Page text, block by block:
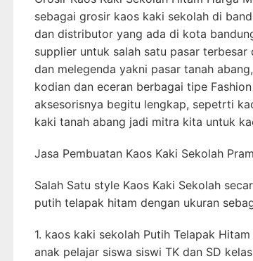
sebagai grosir kaos kaki sekolah di
dan distributor yang ada di kota
supplier untuk salah satu pasar
dan melegenda yakni pasar tanah
kodian dan eceran berbagai tipe
aksesorisnya begitu lengkap, sepetrti
kaki tanah abang jadi mitra kita untuk
Jasa Pembuatan Kaos Kaki Sekolah
Salah Satu style Kaos Kaki Sekolah
putih telapak hitam dengan ukuran
1. kaos kaki sekolah Putih Telapak
anak pelajar siswa siswi TK dan SD